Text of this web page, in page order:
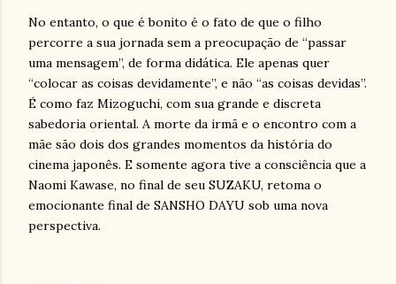
No entanto, o que é bonito é o fato de que o filho
percorre a sua jornada sem a preocupação de “passar
uma mensagem”, de forma didática. Ele apenas quer
“colocar as coisas devidamente”, e não “as coisas devidas”.
É como faz Mizoguchi, com sua grande e discreta
sabedoria oriental. A morte da irmã e o encontro com a
mãe são dois dos grandes momentos da história do
cinema japonês. E somente agora tive a consciência que a
Naomi Kawase, no final de seu SUZAKU, retoma o
emocionante final de SANSHO DAYU sob uma nova
perspectiva.